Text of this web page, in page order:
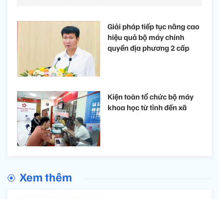
Giải pháp tiếp tục nâng cao
hiệu quả bộ máy chính
quyền địa phương 2 cấp
Kiện toàn tổ chức bộ máy
khoa học từ tỉnh đến xã
Xem thêm